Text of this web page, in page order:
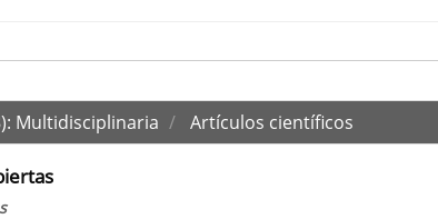
Multidisciplinaria Artículos científicos